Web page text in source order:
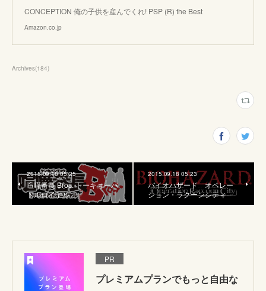
CONCEPTION 俺の子供を産んでくれ! PSP (R) the Best
Amazon.co.jp
Archives(184)
2015.09.18 05:25
喧嘩番長 Bros. トーキョーバ
トルロイヤル
2015.09.18 05:23
バイオハザード オペレー
ション・ラクーンシティ
PR
プレミアムプランでもっと自由な